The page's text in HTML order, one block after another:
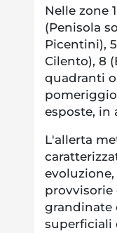
Nelle zone
(Penisola
Picentini),
Cilento), 8
quadranti
esposte, in
L'allerta
grandinate
superficiali